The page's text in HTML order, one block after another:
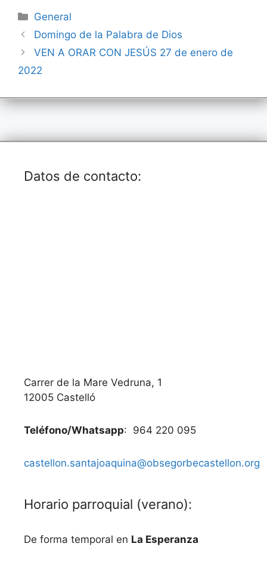
c
e
b
o
k
itt
er l
s
A
ri
e
y
y
Li
Categorías
General
Domingo de la Palabra de Dios
VEN A ORAR CON JESÚS 27 de enero de
2022
Datos de contacto:
Carrer de la Mare Vedruna, 1
12005 Castelló
Teléfono/Whatsapp: 964 220 095
castellon.santajoaquina@obsegorbecastellon.org
Horario parroquial (verano):
De forma temporal en La Esperanza